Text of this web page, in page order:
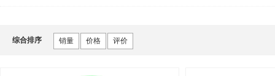
综合排序 销量 价格 评价